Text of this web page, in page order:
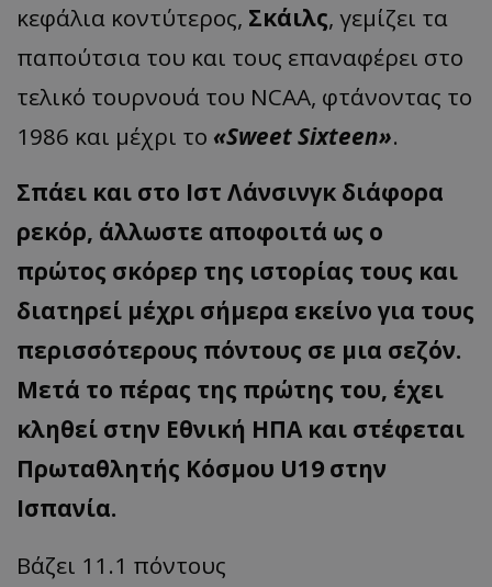
κεφάλια κοντύτερος, Σκάιλς, γεμίζει τα
παπούτσια του και τους επαναφέρει στο
τελικό τουρνουά του NCAA, φτάνοντας το
1986 και μέχρι το «Sweet Sixteen».
Σπάει και στο Ιστ Λάνσινγκ διάφορα
ρεκόρ, άλλωστε αποφοιτά ως ο
πρώτος σκόρερ της ιστορίας τους και
διατηρεί μέχρι σήμερα εκείνο για τους
περισσότερους πόντους σε μια σεζόν.
Μετά το πέρας της πρώτης του, έχει
κληθεί στην Εθνική ΗΠΑ και στέφεται
Πρωταθλητής Κόσμου U19 στην
Ισπανία.
Βάζει 11.1 πόντους